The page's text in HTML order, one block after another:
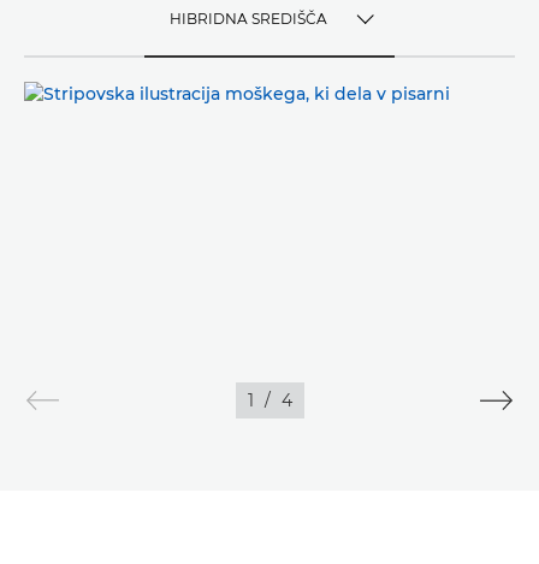
HIBRIDNA SREDIŠČA
HIBRIDNA SREDIŠČA
1 / 4